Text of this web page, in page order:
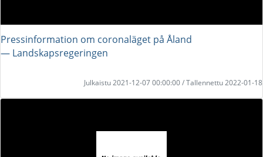
Pressinformation om coronaläget på Åland
― Landskapsregeringen
Julkaistu 2021-12-07 00:00:00 / Tallennettu 2022-01-18